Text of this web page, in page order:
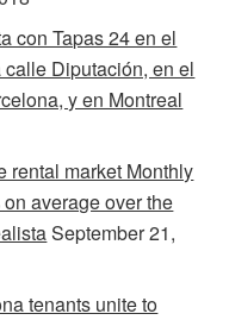
con Tapas 24 en el
Diputación, en el
y en Montreal
rental market Monthly
average over the
September 21,
tenants unite to